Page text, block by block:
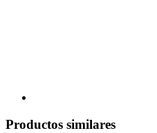
Productos similares